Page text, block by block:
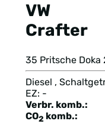
VW
Crafter
35 Pritsche Doka
Diesel ,
EZ: -
Verbr. komb.:
CO2 komb.: